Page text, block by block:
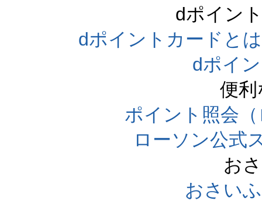
dポイン
dポイントカードと
dポイ
便
ポイント照会
ローソン公式
お
おさい